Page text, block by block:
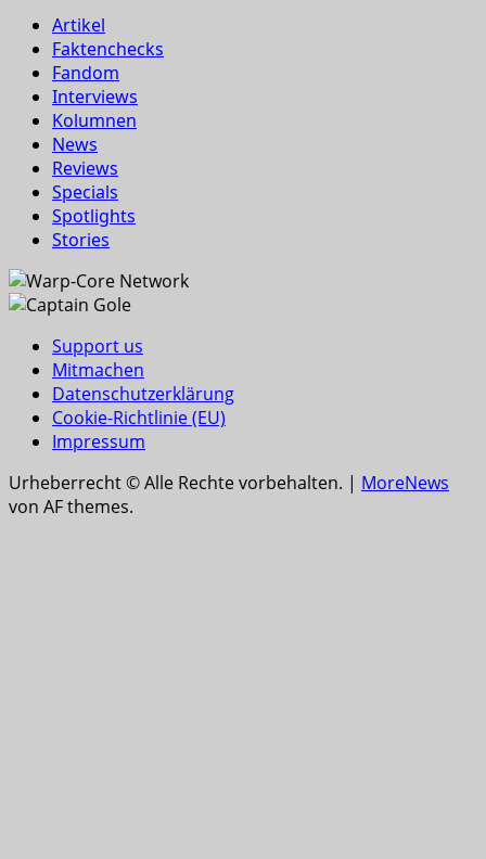
Artikel
Faktenchecks
Fandom
Interviews
Kolumnen
News
Reviews
Specials
Spotlights
Stories
Support us
Mitmachen
Datenschutzerklärung
Cookie-Richtlinie (EU)
Impressum
Urheberrecht © Alle Rechte vorbehalten. | MoreNews
von AF themes.